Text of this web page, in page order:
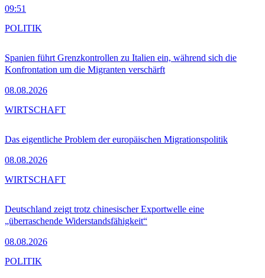
09:51
Spanien führt Grenzkontrollen zu Italien ein, während sich die
Konfrontation um die Migranten verschärft
08.08.2026
POLITIK
Das eigentliche Problem der europäischen Migrationspolitik
08.08.2026
WIRTSCHAFT
Deutschland zeigt trotz chinesischer Exportwelle eine
„überraschende Widerstandsfähigkeit“
08.08.2026
WIRTSCHAFT
POLITIK